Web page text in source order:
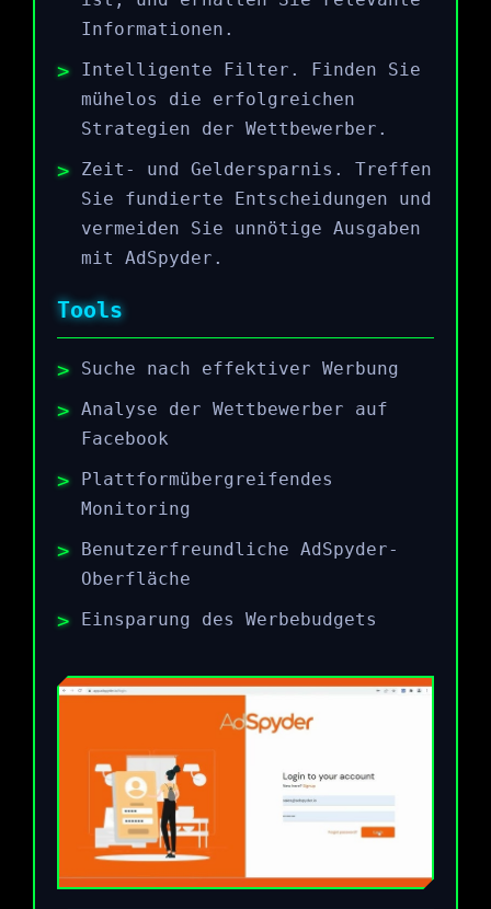
Informationen.
Intelligente Filter. Finden Sie
mühelos die erfolgreichen
Strategien der Wettbewerber.
Zeit- und Geldersparnis. Treffen
Sie fundierte Entscheidungen und
vermeiden Sie unnötige Ausgaben
mit AdSpyder.
Tools
Suche nach effektiver Werbung
Analyse der Wettbewerber auf
Facebook
Plattformübergreifendes
Monitoring
Benutzerfreundliche AdSpyder-
Oberfläche
Einsparung des Werbebudgets